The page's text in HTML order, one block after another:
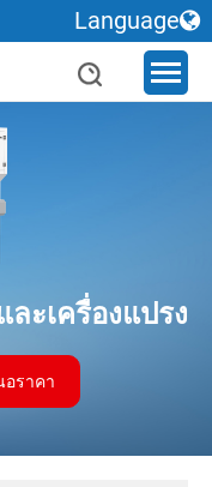
ละเครื่องแปรง
อราคา
Language